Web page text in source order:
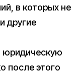
в которых не
другие
юридическую
после этого